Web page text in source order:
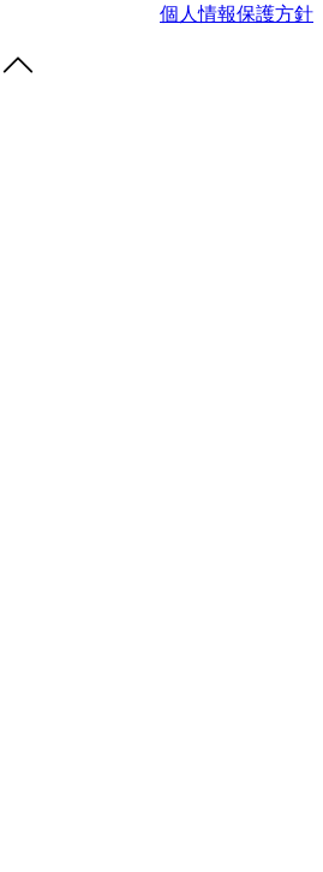
個人情報保護方針